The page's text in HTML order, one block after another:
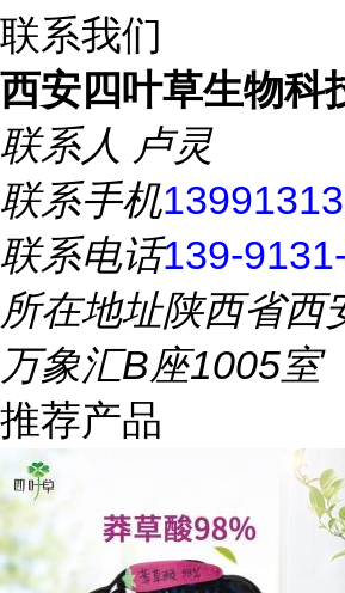
联系我们
西安四叶草生物科
联系人 卢灵
联系手机
联系电话139-
所在地址陕西省西
万象汇B座1005室
推荐产品